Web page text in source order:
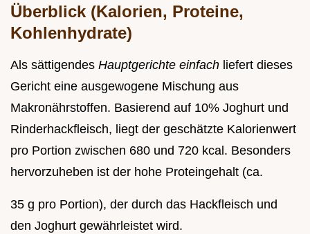
Überblick (Kalorien, Proteine,
Kohlenhydrate)
Als sättigendes Hauptgerichte einfach liefert dieses
Gericht eine ausgewogene Mischung aus
Makronährstoffen. Basierend auf 10% Joghurt und
Rinderhackfleisch, liegt der geschätzte Kalorienwert
pro Portion zwischen 680 und 720 kcal. Besonders
hervorzuheben ist der hohe Proteingehalt (ca.
35 g pro Portion), der durch das Hackfleisch und
den Joghurt gewährleistet wird.